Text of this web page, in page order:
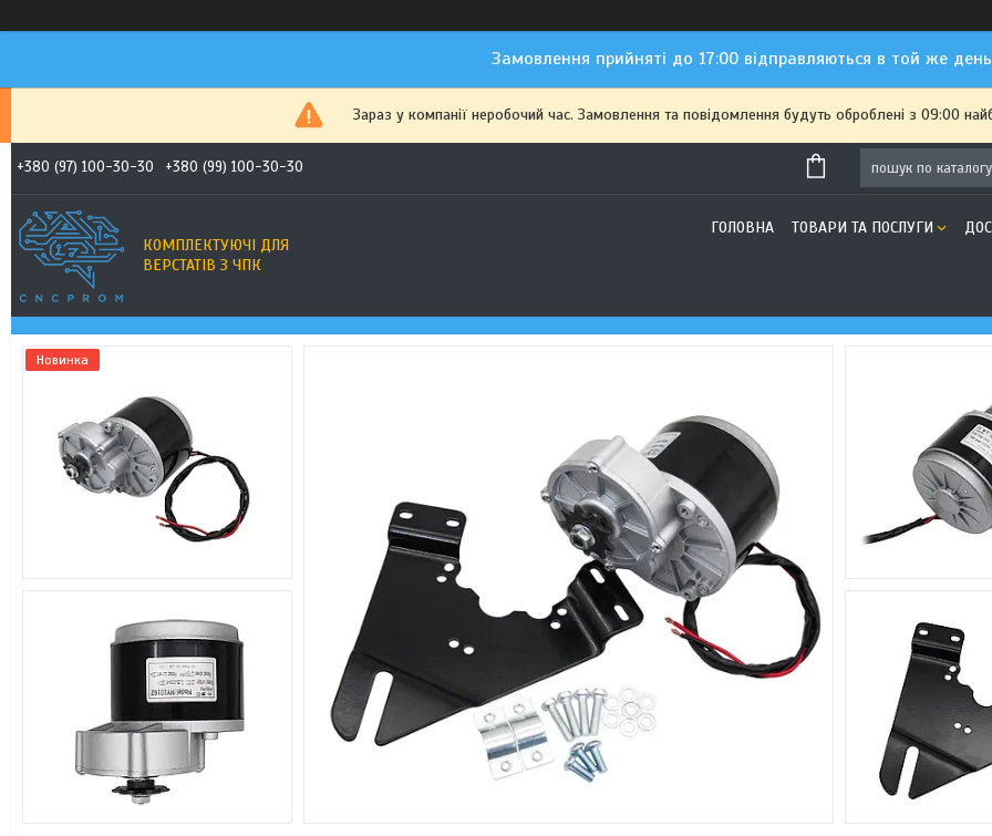
Замовлення прийняті до 17:00 відправляються в той же
Зараз у компанії неробочий час. Замовлення та повідомлення будуть оброблені з 09:00
+380 (97) 100-30-30 +380 (99) 100-30-30
КОМПЛЕКТУЮЧІ ДЛЯ
ВЕРСТАТІВ З ЧПК
ГОЛОВНА ТОВАРИ ТА ПОСЛУГИ
Новинка